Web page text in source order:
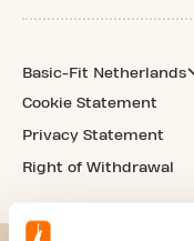
Basic-Fit Netherlands
Cookie Statement
Privacy Statement
Right of Withdrawal